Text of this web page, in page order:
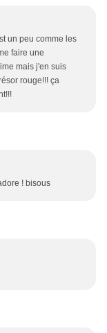
un peu comme les
faire une
mais j'en suis
rouge!!! ça
! bisous